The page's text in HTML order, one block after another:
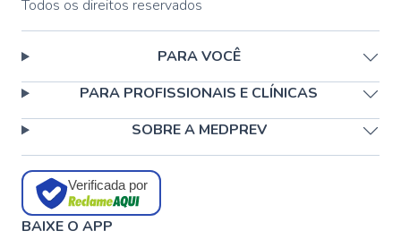
Todos os direitos reservados
PARA VOCÊ
PARA PROFISSIONAIS E CLÍNICAS
SOBRE A MEDPREV
Verificada por
BAIXE O APP